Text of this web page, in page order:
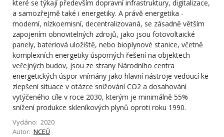
které se týkají především dopravní infrastruktury, digitalizace,
a samozřejmě také i energetiky. A právě energetika -
moderní, nízkoemisní, decentralizovaná, se zásadně větším
zapojením obnovitelných zdrojů, jako jsou fotovoltaické
panely, bateriová uložiště, nebo bioplynové stanice, včetně
komplexních energetiky úsporných řešení na objektech
veřejných budov, jsou ze strany Národního centra
energetických úspor vnímány jako hlavní nástroje vedoucí ke
zlepšení situace v otázce snižování CO2 a dosahování
vytýčeného cíle v roce 2030, kterým je minimálně 55%
snížení produkce skleníkových plynů oproti roku 1990.
Vydáno: 2020
Autor: NCEÚ